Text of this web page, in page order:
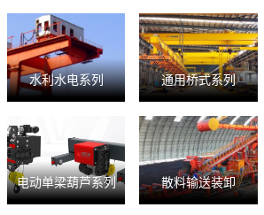
水利水电系列 通用桥式系列
电动单梁葫芦系列 散料输送装卸